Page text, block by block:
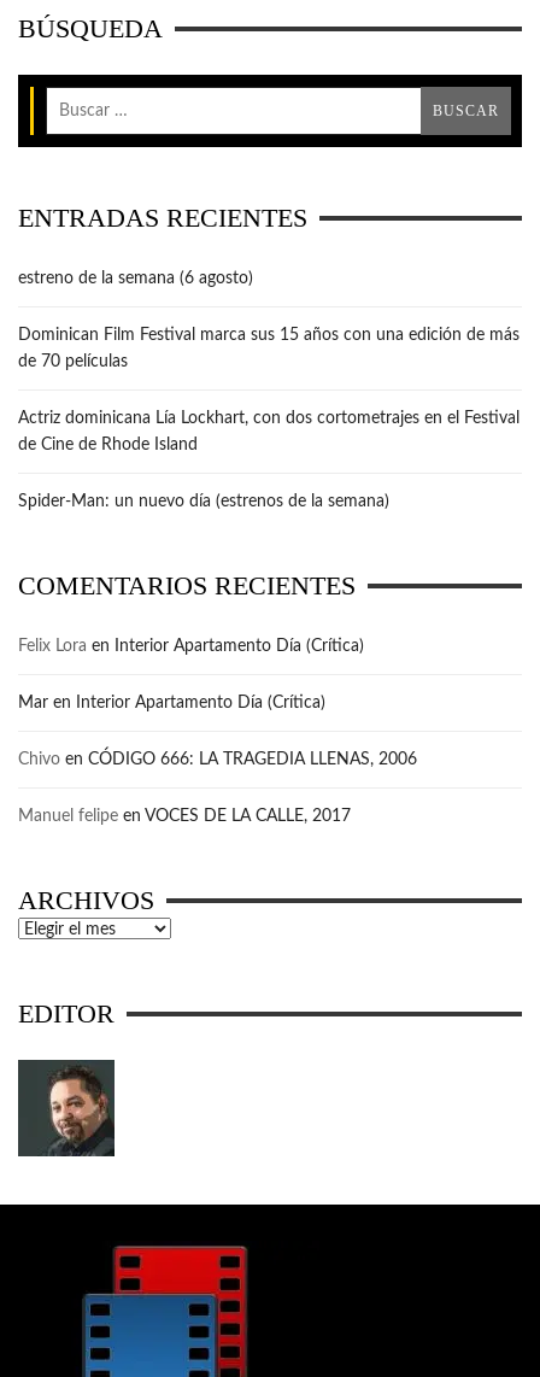
BÚSQUEDA
ENTRADAS RECIENTES
estreno de la semana (6 agosto)
Dominican Film Festival marca sus 15 años con una edición de más
de 70 películas
Actriz dominicana Lía Lockhart, con dos cortometrajes en el Festival
de Cine de Rhode Island
Spider-Man: un nuevo día (estrenos de la semana)
COMENTARIOS RECIENTES
Felix Lora en Interior Apartamento Día (Crítica)
Mar en Interior Apartamento Día (Crítica)
Chivo en CÓDIGO 666: LA TRAGEDIA LLENAS, 2006
Manuel felipe en VOCES DE LA CALLE, 2017
ARCHIVOS
Archivos
EDITOR